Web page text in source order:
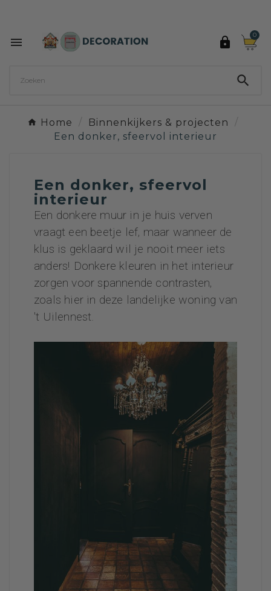
 
0

Home
Binnenkijkers & projecten
Een donker, sfeervol interieur
Een donker, sfeervol
interieur
Een donkere muur in je huis verven
vraagt een beetje lef, maar wanneer de
klus is geklaard wil je nooit meer iets
anders! Donkere kleuren in het interieur
zorgen voor spannende contrasten,
zoals hier in deze landelijke woning van
't Uilennest.